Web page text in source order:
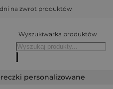
dni na zwrot produktów
Wyszukiwarka produktów
personalizowane